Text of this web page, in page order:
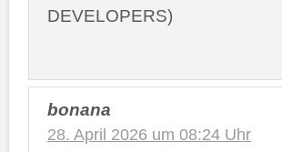
DEVELOPERS)
bonana
28. April 2026 um 08:24 Uhr